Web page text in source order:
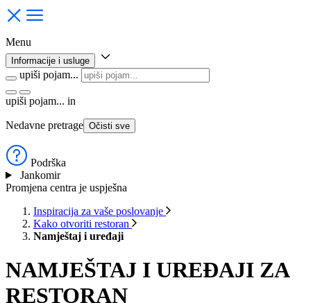
Menu
Informacije i usluge
upiši pojam...
upiši pojam... in
Nedavne pretrage Očisti sve
Podrška
Jankomir
Promjena centra je uspješna
Inspiracija za vaše poslovanje
Kako otvoriti restoran
Namještaj i uređaji
NAMJEŠTAJ I UREĐAJI ZA
RESTORAN